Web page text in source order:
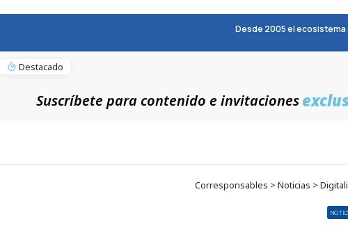
Desde 2005 el ecosistema
Destacado
Suscríbete para contenido e invitaciones
Corresponsables > Noticias >